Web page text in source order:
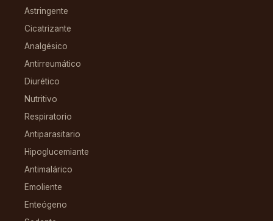
Astringente
Cicatrizante
Analgésico
Antirreumático
Diurético
Nutritivo
Respiratorio
Antiparasitario
Hipoglucemiante
Antimalárico
Emoliente
Enteógeno